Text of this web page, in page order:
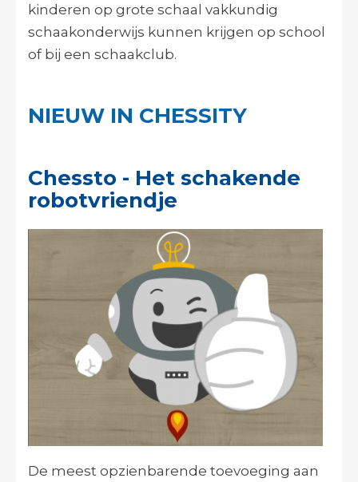
kinderen op grote schaal vakkundig
schaakonderwijs kunnen krijgen op school
of bij een schaakclub.
NIEUW IN CHESSITY
Chessto - Het schakende
robotvriendje
De meest opzienbarende toevoeging aan